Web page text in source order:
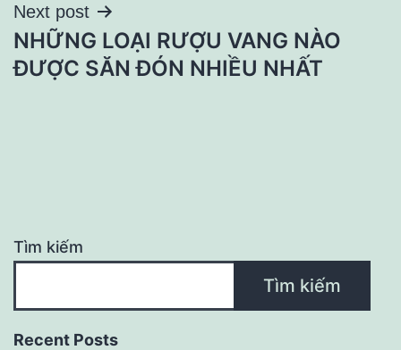
viết
Next post
NHỮNG LOẠI RƯỢU VANG NÀO
ĐƯỢC SĂN ĐÓN NHIỀU NHẤT
Tìm kiếm
Tìm kiếm
Recent Posts